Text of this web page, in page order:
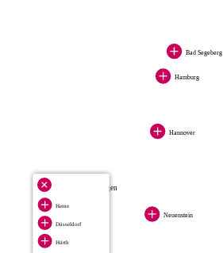
Bad Segeberg
Hamburg
Hannover
Neuenstein
Hürth
3 Standorte anzeigen
Herne
Düsseldorf
Hürth